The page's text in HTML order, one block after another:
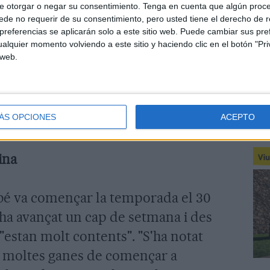
otorgar o negar su consentimiento. Tenga en cuenta que algún
no requerir de su consentimiento, pero usted tiene el derecho de
se aplicarán solo a este sitio web. Puede cambiar sus
momento volviendo a este sitio y haciendo clic en el botón
OPCIONES ACEPTO
zona baixa però el fort vent ha fet
d'esquí, tot i això és un gran
la temporada amb ganes", ha
de l'estació, Ruth
les portes el proper cap de
de Núria va engegar la temporada
de novembre.
va començar la temporada el 30
avançat un cap de setmana i des
molt contents". "S'ha notat
ganes de començar a